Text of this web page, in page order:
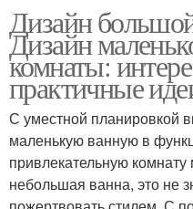
Дизайн
Дизайн
комнаты:
практичные
С уместной планировкой
маленькую ванную в
привлекательную
небольшая ванна, это не